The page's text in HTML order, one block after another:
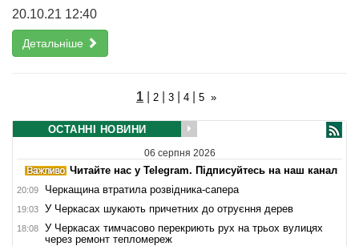
20.10.21 12:40
Детальніше
1 2 3 4 5 »
ОСТАННІ НОВИНИ
06 серпня 2026
Читайте нас у Telegram. Підписуйтесь на наш канал
20:09 Черкащина втратила розвідника-сапера
19:03 У Черкасах шукають причетних до отруєння дерев
18:08
У Черкасах тимчасово перекриють рух на трьох вулицях
через ремонт тепломереж